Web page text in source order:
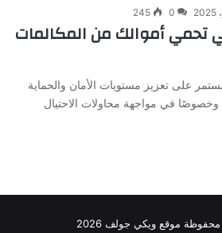
0
245
تحمي أموالك من المكالمات
على تعزيز مستويات الأمان والحماية
في مواجهة محاولات الاحتيال
موقع ويكي جولف 2026